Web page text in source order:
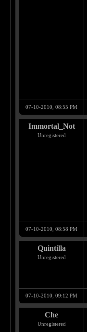
07-10-2010, 08:55 PM
Immortal_Not
Unregistered
07-10-2010, 08:58 PM
Quintilla
Unregistered
07-10-2010, 09:12 PM
Che
Unregistered